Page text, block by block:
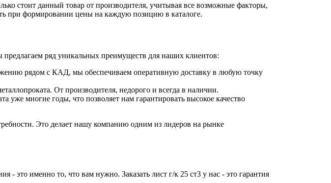
стоит данный товар от производителя, учитывая все возможные факторы,
при формировании цены на каждую позицию в каталоге.
ряд уникальных преимуществ для наших клиентов:
рядом с КАД, мы обеспечиваем оперативную доставку в любую точку
От производителя, недорого и всегда в наличии.
многие годы, что позволяет нам гарантировать высокое качество
Это делает нашу компанию одним из лидеров на рынке
это именно то, что вам нужно. Заказать лист г/к 25 ст3 у нас - это гарантия